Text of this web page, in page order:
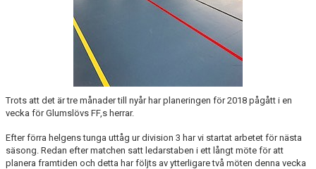
FOTBOLLSSKOLAN 2026
Trots att det är tre månader till nyår har planeringen för 2018 pågått i en
vecka för Glumslövs FF,s herrar.
Efter förra helgens tunga uttåg ur division 3 har vi startat arbetet för nästa
säsong. Redan efter matchen satt ledarstaben i ett långt möte för att
planera framtiden och detta har följts av ytterligare två möten denna vecka